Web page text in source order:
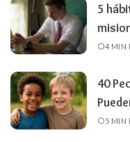
5
4 MIN
40
5 MIN